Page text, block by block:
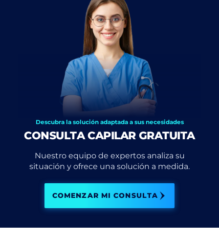
Descubra la solución adaptada a sus necesidades
CONSULTA CAPILAR GRATUITA
Nuestro equipo de expertos analiza su
situación y ofrece una solución a medida.
COMENZAR MI CONSULTA